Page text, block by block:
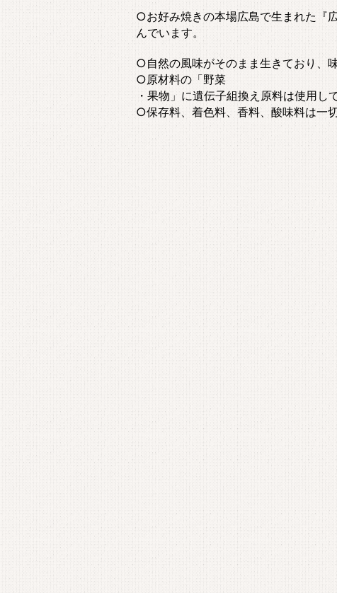
○お好み焼きの本場広島で生まれた『
んでいます。
○自然の風味がそのまま生きており、
○原材料の「野菜
・果物」に遺伝子組換え原料は使用し
○保存料、着色料、香料、酸味料は一